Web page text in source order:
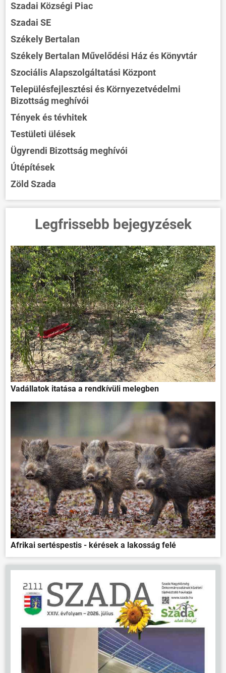
Szadai Községi Piac
Szadai SE
Székely Bertalan
Székely Bertalan Művelődési Ház és Könyvtár
Szociális Alapszolgáltatási Központ
Településfejlesztési és Környezetvédelmi
Bizottság meghívói
Tények és tévhitek
Testületi ülések
Ügyrendi Bizottság meghívói
Útépítések
Zöld Szada
Legfrissebb bejegyzések
Vadállatok itatása a rendkívüli melegben
Afrikai sertéspestis - kérések a lakosság felé